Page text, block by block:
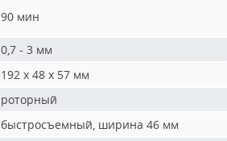
90 мин
0,7 - 3 мм
192 х 48 х 57 мм
роторный
быстросъемный, ширина 46 мм